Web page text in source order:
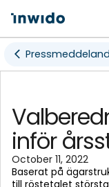
inför
October 11, 2022
Baserat på
till röstetalet